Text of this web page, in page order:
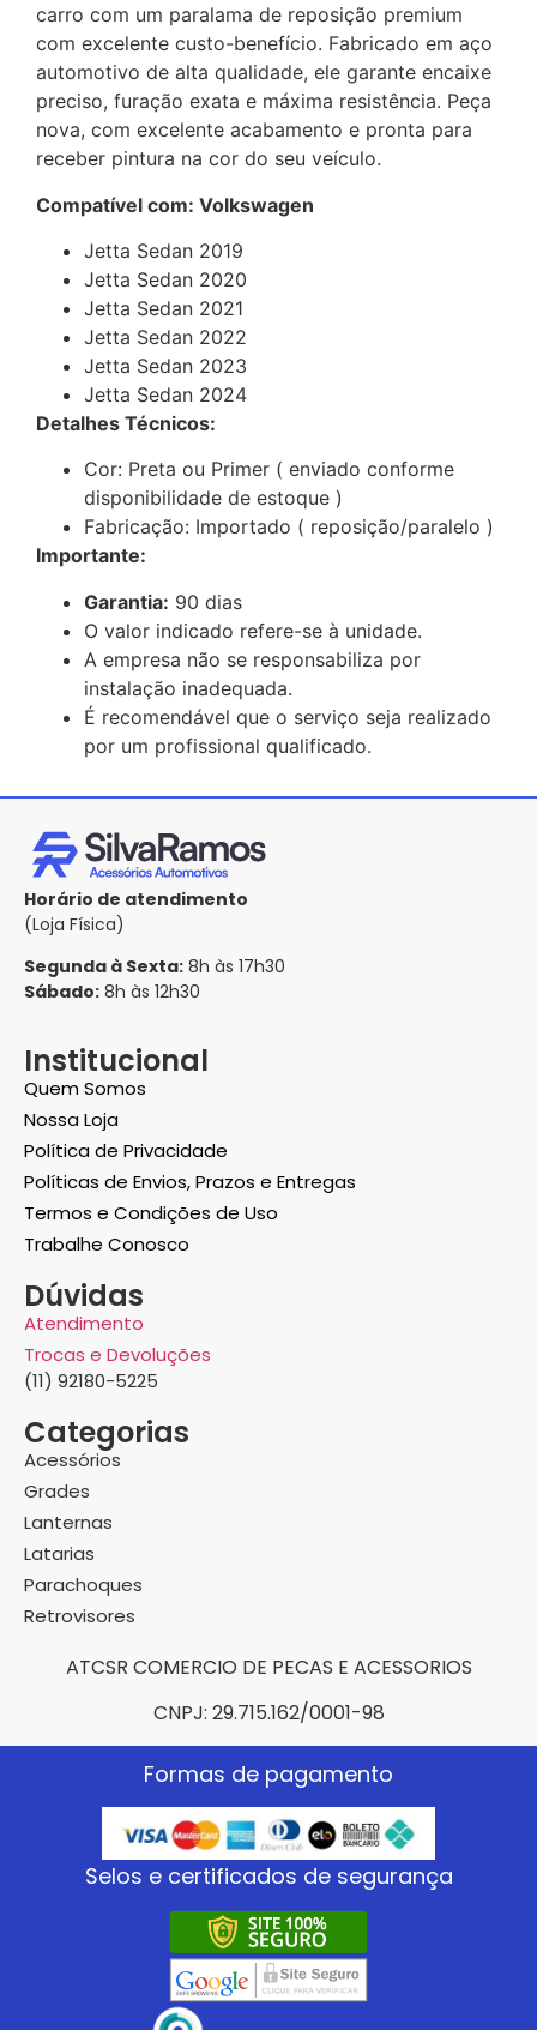
carro com um paralama de reposição premium
com excelente custo-benefício. Fabricado em aço
automotivo de alta qualidade, ele garante encaixe
preciso, furação exata e máxima resistência. Peça
nova, com excelente acabamento e pronta para
receber pintura na cor do seu veículo.
Compatível com: Volkswagen
Jetta Sedan 2019
Jetta Sedan 2020
Jetta Sedan 2021
Jetta Sedan 2022
Jetta Sedan 2023
Jetta Sedan 2024
Detalhes Técnicos:
Cor: Preta ou Primer ( enviado conforme
disponibilidade de estoque )
Fabricação: Importado ( reposição/paralelo )
Importante:
Garantia: 90 dias
O valor indicado refere-se à unidade.
A empresa não se responsabiliza por
instalação inadequada.
É recomendável que o serviço seja realizado
por um profissional qualificado.
Horário de atendimento
(Loja Física)
Segunda à Sexta: 8h às 17h30
Sábado: 8h às 12h30
Institucional
Quem Somos
Nossa Loja
Política de Privacidade
Políticas de Envios, Prazos e Entregas
Termos e Condições de Uso
Trabalhe Conosco
Dúvidas
Atendimento
Trocas e Devoluções
(11) 92180-5225
Categorias
Acessórios
Grades
Lanternas
Latarias
Parachoques
Retrovisores
ATCSR COMERCIO DE PECAS E ACESSORIOS
CNPJ: 29.715.162/0001-98
Formas de pagamento
Selos e certificados de segurança